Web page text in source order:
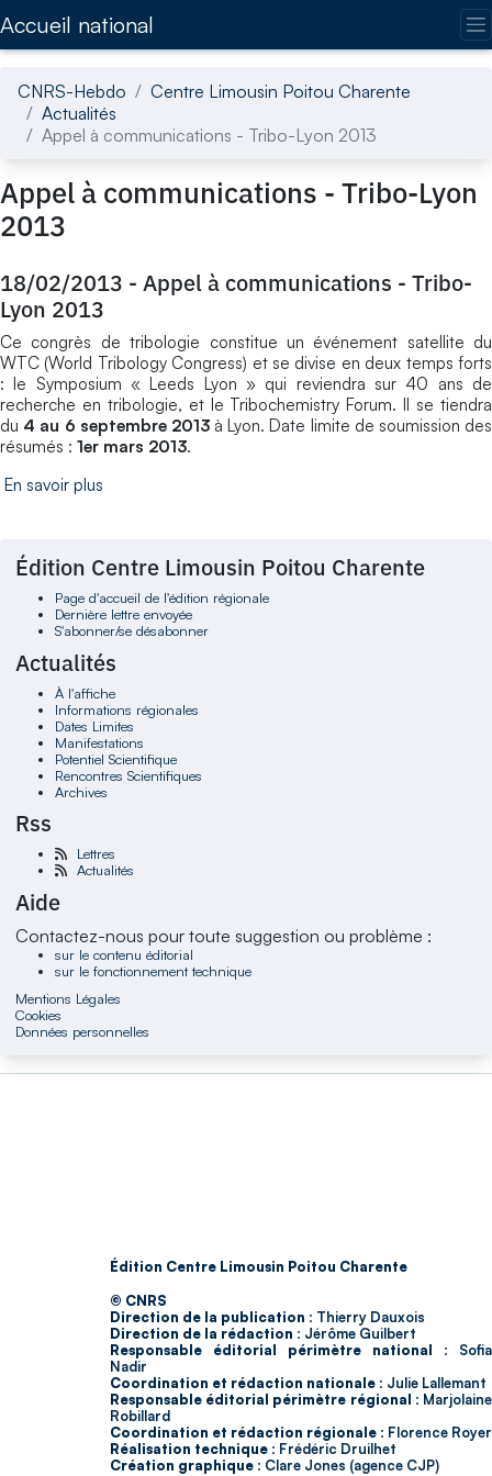
Accueil national
CNRS-Hebdo
Centre Limousin Poitou Charente
Actualités
Appel à communications - Tribo-Lyon 2013
Appel à communications - Tribo-Lyon
2013
18/02/2013 - Appel à communications - Tribo-
Lyon 2013
Ce congrès de tribologie constitue un événement satellite du
WTC (World Tribology Congress) et se divise en deux temps forts
: le Symposium « Leeds Lyon » qui reviendra sur 40 ans de
recherche en tribologie, et le Tribochemistry Forum. Il se tiendra
du 4 au 6 septembre 2013 à Lyon. Date limite de soumission des
résumés : 1er mars 2013.
En savoir plus
Édition Centre Limousin Poitou Charente
Page d'accueil de l'édition régionale
Dernière lettre envoyée
S'abonner/se désabonner
Actualités
À l'affiche
Informations régionales
Dates Limites
Manifestations
Potentiel Scientifique
Rencontres Scientifiques
Archives
Rss
Lettres
Actualités
Aide
Contactez-nous pour toute suggestion ou problème :
sur le contenu éditorial
sur le fonctionnement technique
Mentions Légales
Cookies
Données personnelles
Édition Centre Limousin Poitou Charente
© CNRS
Direction de la publication : Thierry Dauxois
Direction de la rédaction : Jérôme Guilbert
Responsable éditorial périmètre national : Sofia
Nadir
Coordination et rédaction nationale : Julie Lallemant
Responsable éditorial périmètre régional : Marjolaine
Robillard
Coordination et rédaction régionale : Florence Royer
Réalisation technique : Frédéric Druilhet
Création graphique : Clare Jones (agence CJP)